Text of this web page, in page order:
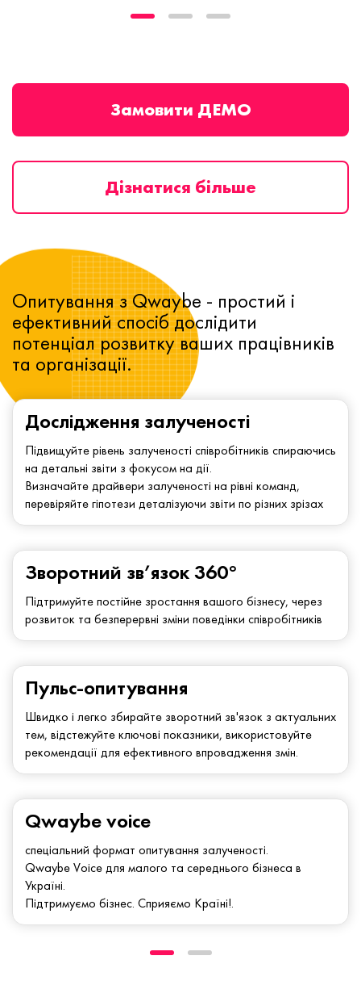
Замовити ДЕМО
Дізнатися більше
Дослідження залученості
Підвищуйте рівень залученості співробітників спираючись
на детальні звіти з фокусом на дії.
Визначайте драйвери залученості на рівні команд,
перевіряйте гіпотези деталізуючи звіти по різних зрізах
Зворотний зв’язок 360°
Підтримуйте постійне зростання вашого бізнесу, через
розвиток та безперервні зміни поведінки співробітників
Опитування з Qwaybe - простий і
ефективний спосіб дослідити
потенціал розвитку ваших працівників
та організації.
Qwaybe voice
спеціальний формат опитування залученості.
Qwaybe Voice для малого та середнього бізнеса в
Україні.
Підтримуємо бізнес. Сприяємо Країні!.
Пульс-опитування
Швидко і легко збирайте зворотний зв'язок з актуальних
тем, відстежуйте ключові показники, використовуйте
рекомендації для ефективного впровадження змін.